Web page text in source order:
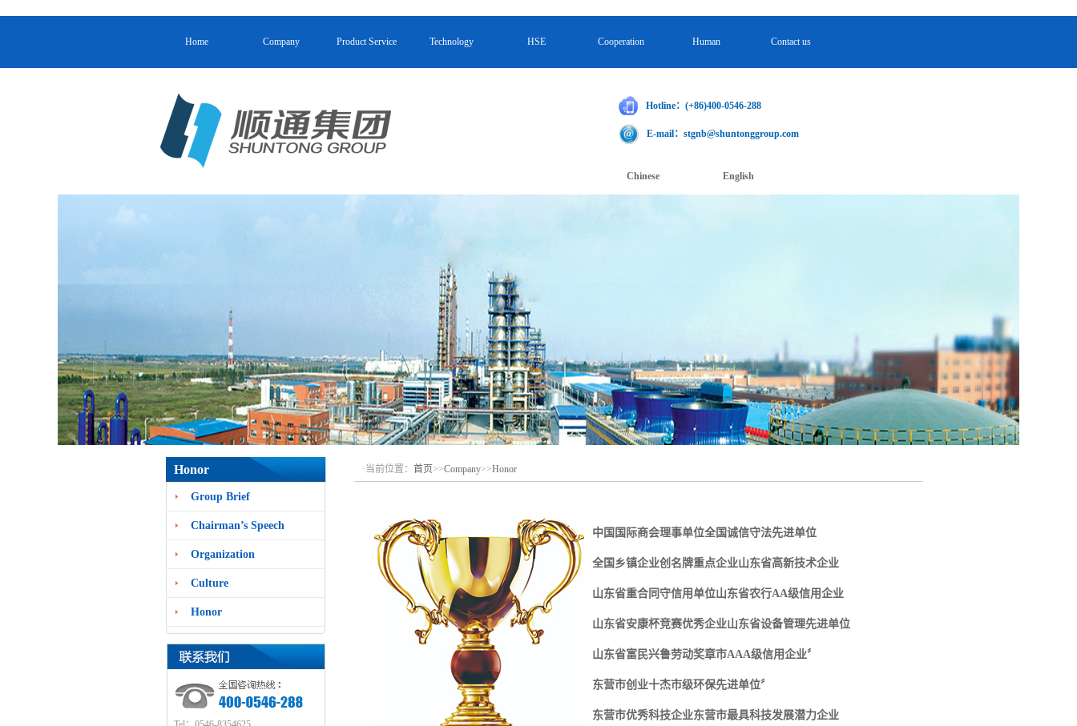
Home Company Product Service Technology HSE Cooperation Human Contact us
Hotline： (+86)400-0546-288
E-mail： stgnb@shuntonggroup.com
Chinese English
Honor
Group Brief
Chairman’s Speech
Organization
Culture
Honor
·当前位置： 首页>>Company>>Honor
中国国际商会理事单位全国诚信守法先进单位
全国乡镇企业创名牌重点企业山东省高新技术企业
山东省重合同守信用单位山东省农行AA级信用企业
山东省安康杯竞赛优秀企业山东省设备管理先进单位
山东省富民兴鲁劳动奖章市AAA级信用企业〞
东营市创业十杰市级环保先进单位〞
东营市优秀科技企业东营市最具科技发展潜力企业